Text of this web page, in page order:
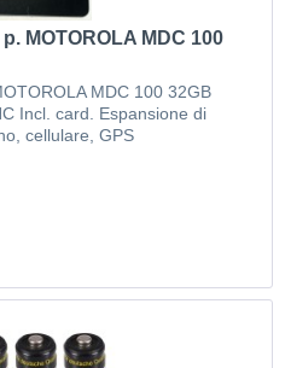
MOTOROLA MDC 100
MDC 100 32GB
Incl. card. Espansione di
cellulare, GPS